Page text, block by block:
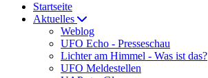
Startseite
Aktuelles
Weblog
UFO Echo - Presseschau
Lichter am Himmel - Was ist das?
UFO Meldestellen